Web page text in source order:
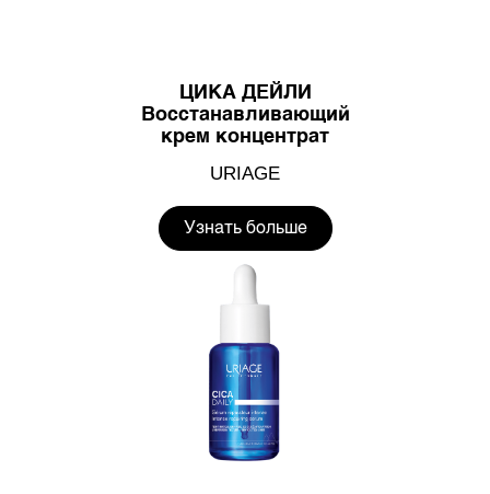
ЦИКА ДЕЙЛИ
Восстанавливающий
крем концентрат
URIAGE
Узнать больше